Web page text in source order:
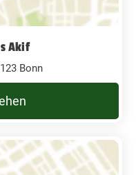
Akif
Bonn